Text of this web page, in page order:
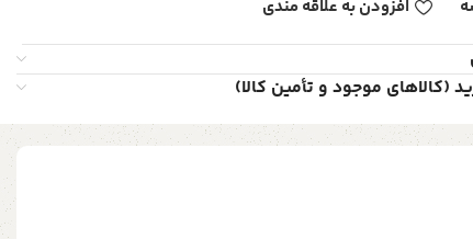
افزودن به علاقه مندی
(کالاهای موجود و تأمین کالا)